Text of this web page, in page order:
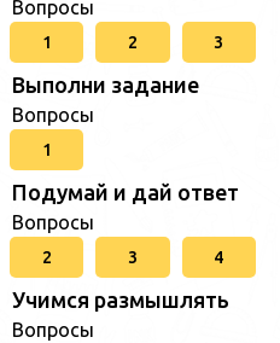
Вопросы
1 2 3
Выполни задание
Вопросы
1
Подумай и дай ответ
Вопросы
2 3 4
Учимся размышлять
Вопросы